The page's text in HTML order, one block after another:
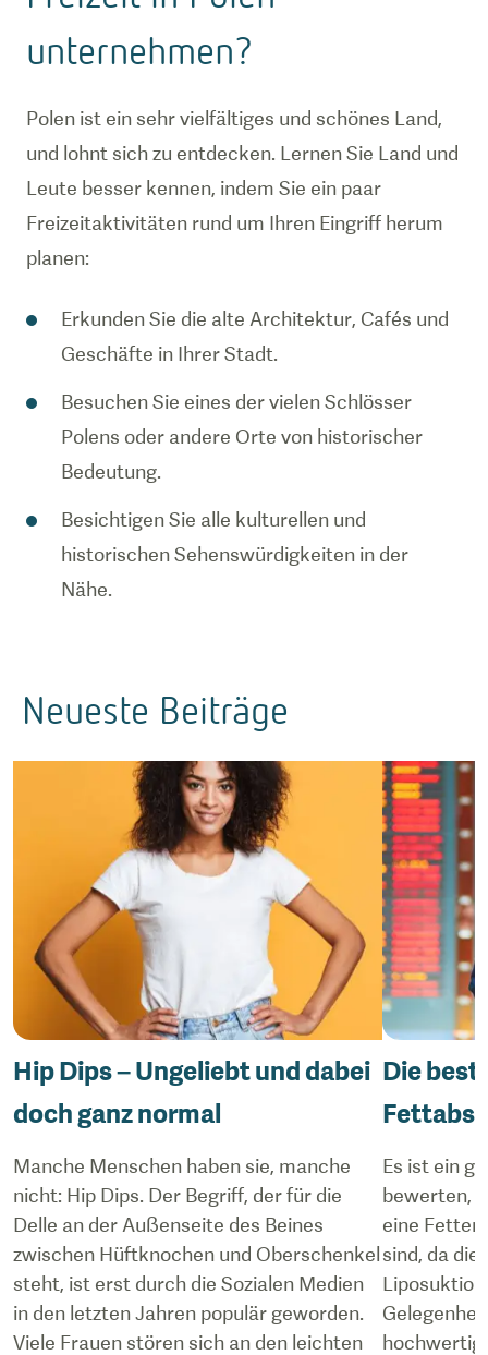
unternehmen?
Polen ist ein sehr vielfältiges und schönes Land,
und lohnt sich zu entdecken. Lernen Sie Land und
Leute besser kennen, indem Sie ein paar
Freizeitaktivitäten rund um Ihren Eingriff herum
planen:
Erkunden Sie die alte Architektur, Cafés und
Geschäfte in Ihrer Stadt.
Besuchen Sie eines der vielen Schlösser
Polens oder andere Orte von historischer
Bedeutung.
Besichtigen Sie alle kulturellen und
historischen Sehenswürdigkeiten in der
Nähe.
Neueste Beiträge
Hip Dips – Ungeliebt und dabei
doch ganz normal
Manche Menschen haben sie, manche
nicht: Hip Dips. Der Begriff, der für die
Delle an der Außenseite des Beines
zwischen Hüftknochen und Oberschenkel
steht, ist erst durch die Sozialen Medien
in den letzten Jahren populär geworden.
Viele Frauen stören sich an den leichten
Die
Es ist ein
bewerten,
eine
sind, da